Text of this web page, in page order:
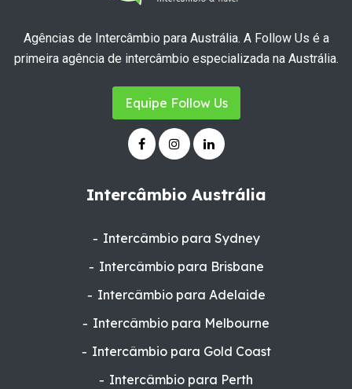
Agências de Intercâmbio para Austrália. A Follow Us é a
primeira agência de intercâmbio especializada na Austrália.
Equipe Follow Us
Intercâmbio Austrália
Intercâmbio para Sydney
Intercâmbio para Brisbane
Intercâmbio para Adelaide
Intercâmbio para Melbourne
Intercâmbio para Gold Coast
Intercâmbio para Perth